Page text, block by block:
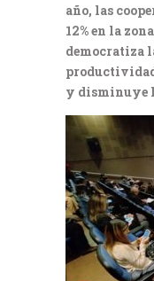
año, las
12% en la
democratiza
y disminuye